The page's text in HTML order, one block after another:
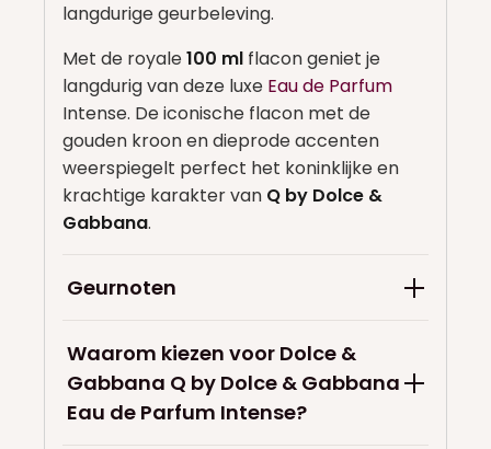
langdurige geurbeleving.
Met de royale100 ml flacon geniet je
langdurig van deze luxe Eau de Parfum
Intense. De iconische flacon met de
gouden kroon en dieprode accenten
weerspiegelt perfect het koninklijke en
krachtige karakter van Q by Dolce &
Gabbana.
Geurnoten
Waarom kiezen voor Dolce &
Gabbana Q by Dolce & Gabbana
Eau de Parfum Intense?